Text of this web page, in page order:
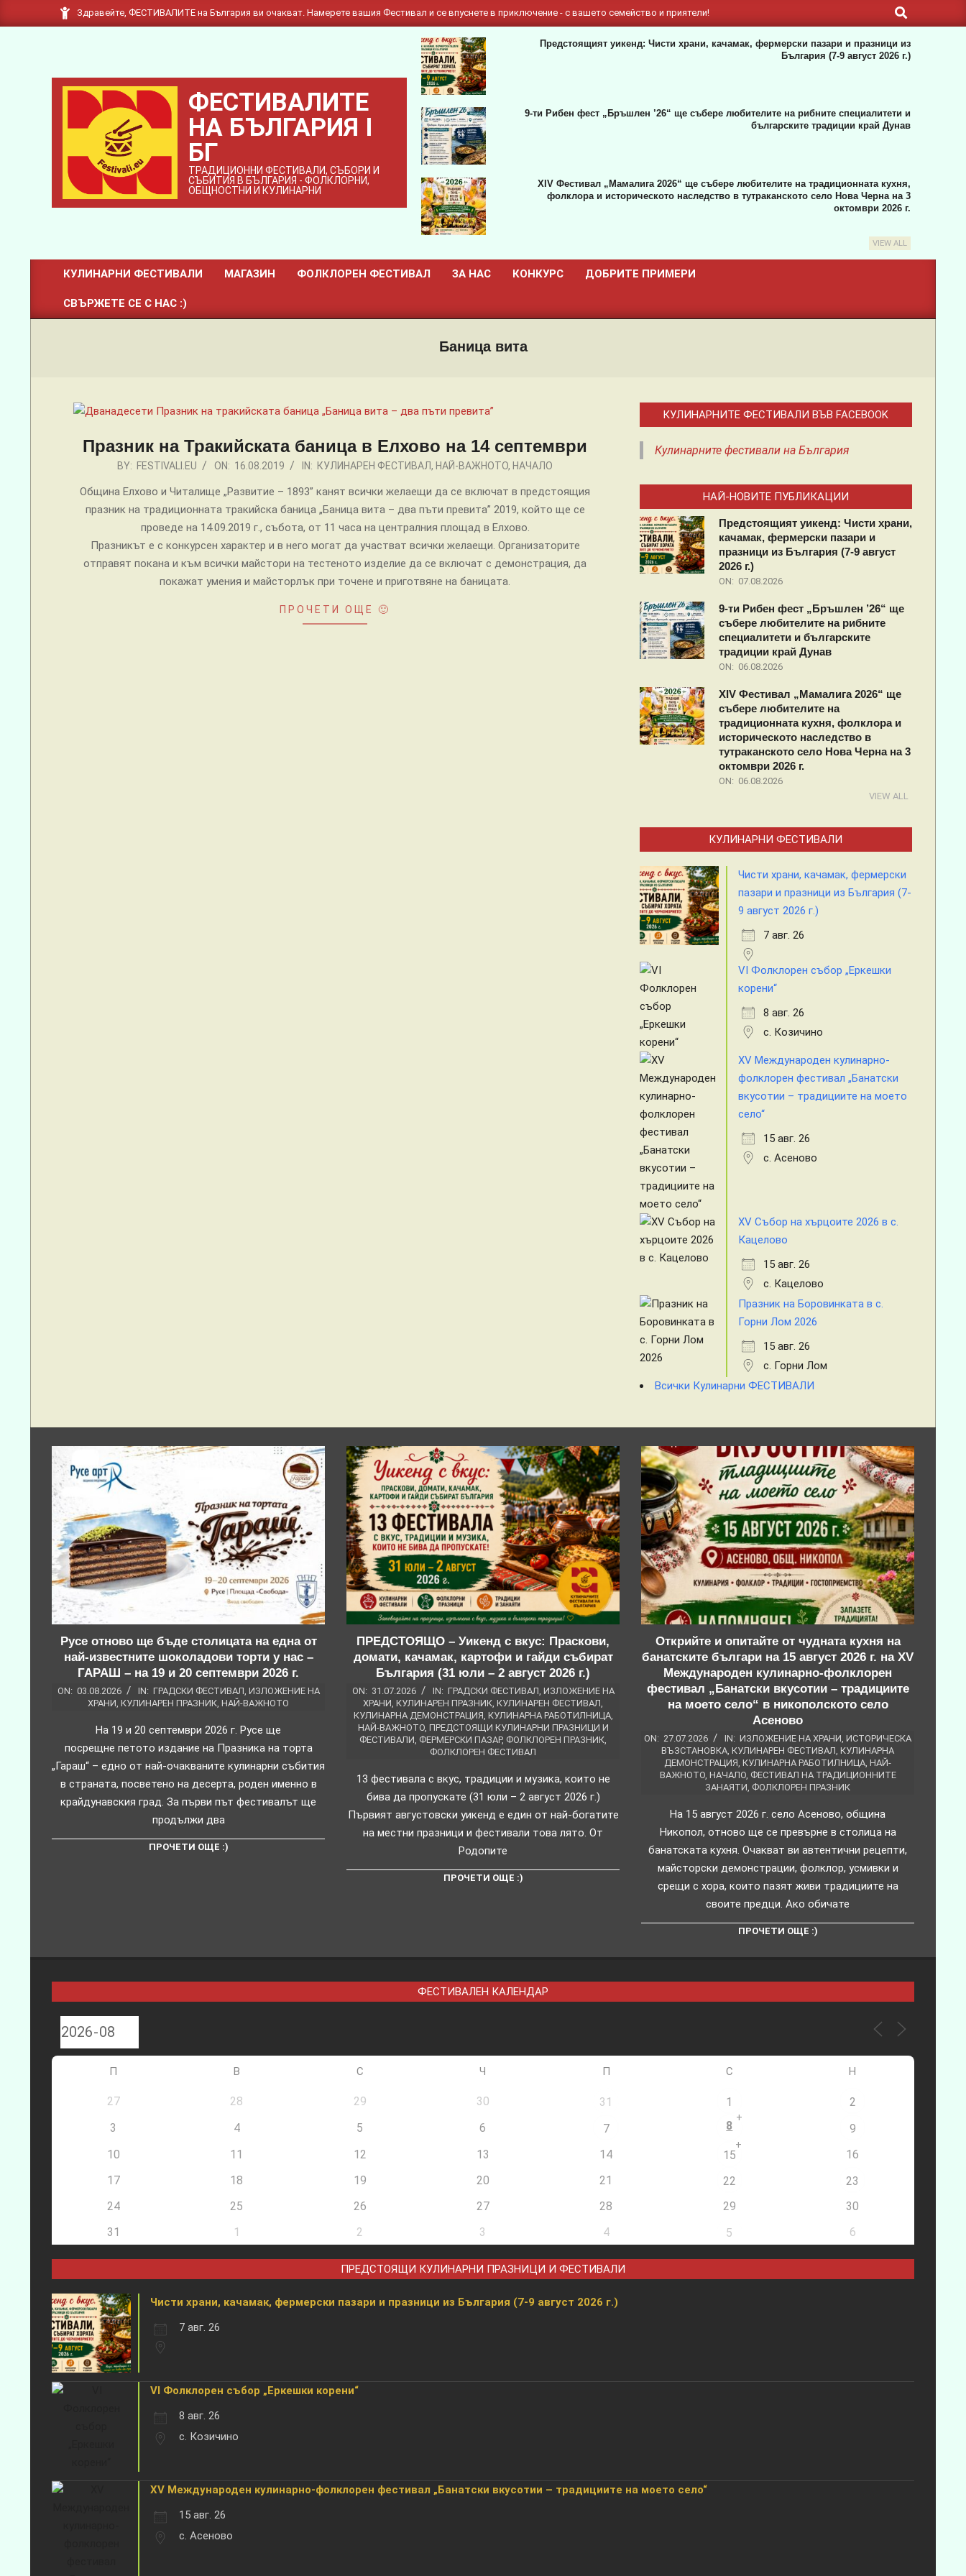
to
Здравейте, ФЕСТИВАЛИТЕ на България ви очакват. Намерете вашия Фестивал и се впуснете в приключение - с вашето семейство и приятели!
Search
ФЕСТИВАЛИТЕ
НА БЪЛГАРИЯ I
БГ
ТРАДИЦИОННИ ФЕСТИВАЛИ, СЪБОРИ И
СЪБИТИЯ В БЪЛГАРИЯ - ФОЛКЛОРНИ,
ОБЩНОСТНИ И КУЛИНАРНИ
Предстоящият уикенд: Чисти храни, качамак, фермерски пазари и празници из
България (7-9 август 2026 г.)
9-ти Рибен фест „Бръшлен ’26“ ще събере любителите на рибните специалитети и
българските традиции край Дунав
XIV Фестивал „Мамалига 2026“ ще събере любителите на традиционната кухня,
фолклора и историческото наследство в тутраканското село Нова Черна на 3
октомври 2026 г.
VIEW ALL
Primary
Navigation
КУЛИНАРНИ ФЕСТИВАЛИ МАГАЗИН ФОЛКЛОРЕН ФЕСТИВАЛ ЗА НАС КОНКУРС ДОБРИТЕ ПРИМЕРИ
СВЪРЖЕТЕ СЕ С НАС :)
Баница вита
Празник на Тракийската баница в Елхово на 14 септември
BY: FESTIVALI.EU ON: 16.08.2019 IN: КУЛИНАРЕН ФЕСТИВАЛ, НАЙ-ВАЖНОТО, НАЧАЛО
Община Елхово и Читалище „Развитие – 1893” канят всички желаещи да се включат в предстоящия
празник на традиционната тракийска баница „Баница вита – два пъти превита” 2019, който ще се
проведе на 14.09.2019 г., събота, от 11 часа на централния площад в Елхово.
Празникът е с конкурсен характер и в него могат да участват всички желаещи. Организаторите
отправят покана и към всички майстори на тестеното изделие да се включат с демонстрация, да
покажат умения и майсторлък при точене и приготвяне на баницата.
ПРОЧЕТИ ОЩЕ 🙂
КУЛИНАРНИТЕ ФЕСТИВАЛИ ВЪВ FACEBOOK
Кулинарните фестивали на България
НАЙ-НОВИТЕ ПУБЛИКАЦИИ
Предстоящият уикенд: Чисти храни,
качамак, фермерски пазари и
празници из България (7-9 август
2026 г.)
ON: 07.08.2026
9-ти Рибен фест „Бръшлен ’26“ ще
събере любителите на рибните
специалитети и българските
традиции край Дунав
ON: 06.08.2026
XIV Фестивал „Мамалига 2026“ ще
събере любителите на
традиционната кухня, фолклора и
историческото наследство в
тутраканското село Нова Черна на 3
октомври 2026 г.
ON: 06.08.2026
VIEW ALL
КУЛИНАРНИ ФЕСТИВАЛИ
Чисти храни, качамак, фермерски
пазари и празници из България (7-
9 август 2026 г.)
7 авг. 26
VI Фолклорен събор „Еркешки
корени“
8 авг. 26
с. Козичино
XV Международен кулинарно-
фолклорен фестивал „Банатски
вкусотии – традициите на моето
село“
15 авг. 26
с. Асеново
XV Събор на хърцоите 2026 в с.
Кацелово
15 авг. 26
с. Кацелово
Празник на Боровинката в с.
Горни Лом 2026
15 авг. 26
с. Горни Лом
Всички Кулинарни ФЕСТИВАЛИ
Русе отново ще бъде столицата на една от
най-известните шоколадови торти у нас –
ГАРАШ – на 19 и 20 септември 2026 г.
ON: 03.08.2026 IN: ГРАДСКИ ФЕСТИВАЛ ИЗЛОЖЕНИЕ НА
ХРАНИ КУЛИНАРЕН ПРАЗНИК НАЙ-ВАЖНОТО
На 19 и 20 септември 2026 г. Русе ще
посрещне петото издание на Празника на торта
„Гараш“ – едно от най-очакваните кулинарни събития
в страната, посветено на десерта, роден именно в
крайдунавския град. За първи път фестивалът ще
продължи два
ПРОЧЕТИ ОЩЕ :)
ПРЕДСТОЯЩО – Уикенд с вкус: Праскови,
домати, качамак, картофи и гайди събират
България (31 юли – 2 август 2026 г.)
ON: 31.07.2026 IN: ГРАДСКИ ФЕСТИВАЛ ИЗЛОЖЕНИЕ НА
ХРАНИ КУЛИНАРЕН ПРАЗНИК КУЛИНАРЕН ФЕСТИВАЛ
КУЛИНАРНА ДЕМОНСТРАЦИЯ КУЛИНАРНА РАБОТИЛНИЦА,
НАЙ-ВАЖНОТО, ПРЕДСТОЯЩИ КУЛИНАРНИ ПРАЗНИЦИ И
ФЕСТИВАЛИ ФЕРМЕРСКИ ПАЗАР, ФОЛКЛОРЕН ПРАЗНИК
ФОЛКЛОРЕН ФЕСТИВАЛ
13 фестивала с вкус, традиции и музика, които не
бива да пропускате (31 юли – 2 август 2026 г.)
Първият августовски уикенд е един от най-богатите
на местни празници и фестивали това лято. От
Родопите
ПРОЧЕТИ ОЩЕ :)
Открийте и опитайте от чудната кухня на
банатските българи на 15 август 2026 г. на XV
Международен кулинарно-фолклорен
фестивал „Банатски вкусотии – традициите
на моето село“ в никополското село
Асеново
ON: 27.07.2026 IN: ИЗЛОЖЕНИЕ НА ХРАНИ ИСТОРИЧЕСКА
ВЪЗСТАНОВКА КУЛИНАРЕН ФЕСТИВАЛ КУЛИНАРНА
ДЕМОНСТРАЦИЯ КУЛИНАРНА РАБОТИЛНИЦА НАЙ-
ВАЖНОТО, НАЧАЛО, ФЕСТИВАЛ НА ТРАДИЦИОННИТЕ
ЗАНАЯТИ ФОЛКЛОРЕН ПРАЗНИК
На 15 август 2026 г. село Асеново, община
Никопол, отново ще се превърне в столица на
банатската кухня. Очакват ви автентични рецепти,
майсторски демонстрации, фолклор, усмивки и
срещи с хора, които пазят живи традициите на
своите предци. Ако обичате
ПРОЧЕТИ ОЩЕ :)
ФЕСТИВАЛЕН КАЛЕНДАР
П В С Ч П С Н
27 28 29 30 31 1
2
3
4 5 6 7 8
+
9
10
11 12 13 14 15
+
16
17
18 19 20 21 22
23
24
25 26 27 28 29
30
31
1 2 3 4 5 6
ПРЕДСТОЯЩИ КУЛИНАРНИ ПРАЗНИЦИ И ФЕСТИВАЛИ
Чисти храни, качамак, фермерски пазари и празници из България (7-9 август 2026 г.)
7 авг. 26
VI Фолклорен събор „Еркешки корени“
8 авг. 26
с. Козичино
XV Международен кулинарно-фолклорен фестивал „Банатски вкусотии – традициите на моето село“
15 авг. 26
с. Асеново